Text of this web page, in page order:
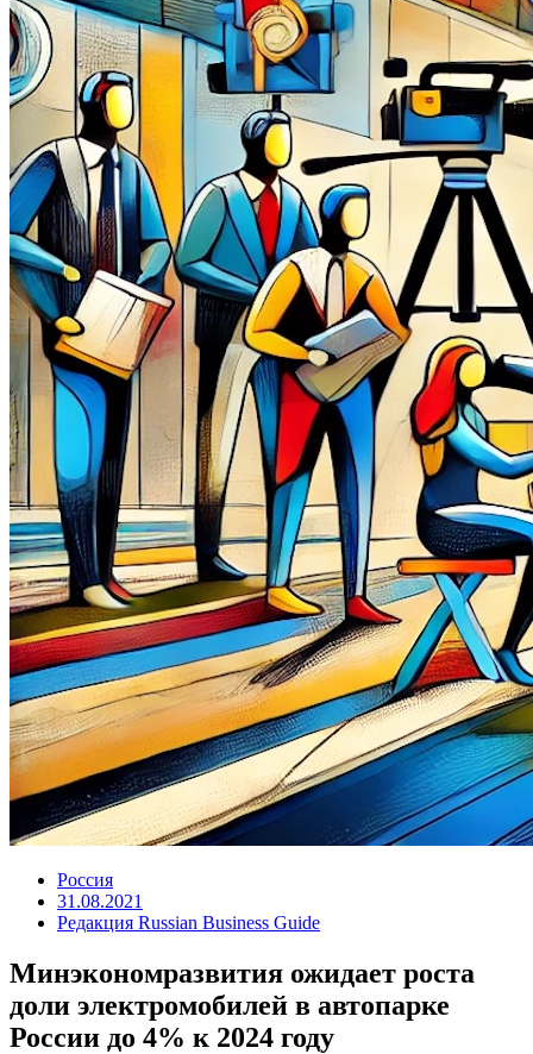
Россия
31.08.2021
Редакция Russian Business Guide
Минэкономразвития ожидает роста
доли электромобилей в автопарке
России до 4% к 2024 году